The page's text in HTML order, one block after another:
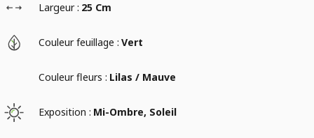
Largeur : 25 Cm
Couleur feuillage : Vert
Couleur fleurs : Lilas / Mauve
Exposition : Mi-Ombre, Soleil